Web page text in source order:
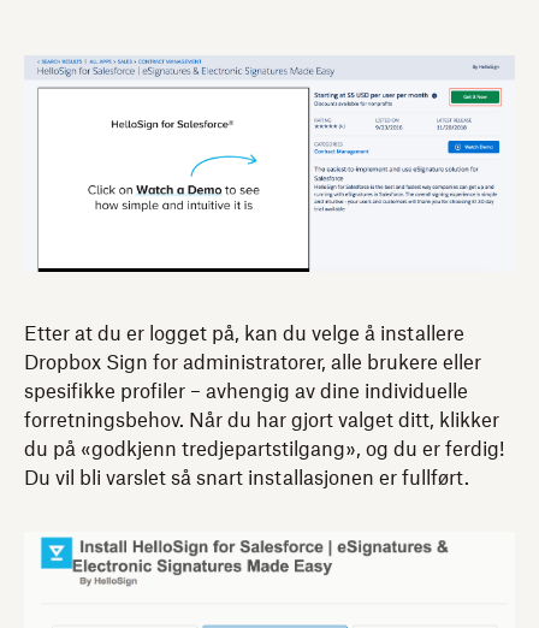
Etter at du er logget på, kan du velge å installere
Dropbox Sign for administratorer, alle brukere eller
spesifikke profiler – avhengig av dine individuelle
forretningsbehov. Når du har gjort valget ditt, klikker
du på «godkjenn tredjepartstilgang», og du er ferdig!
Du vil bli varslet så snart installasjonen er fullført.